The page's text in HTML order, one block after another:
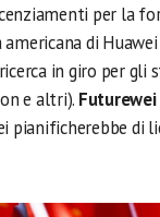
per la
americana di
in giro per gli
e altri).
pianificherebbe di